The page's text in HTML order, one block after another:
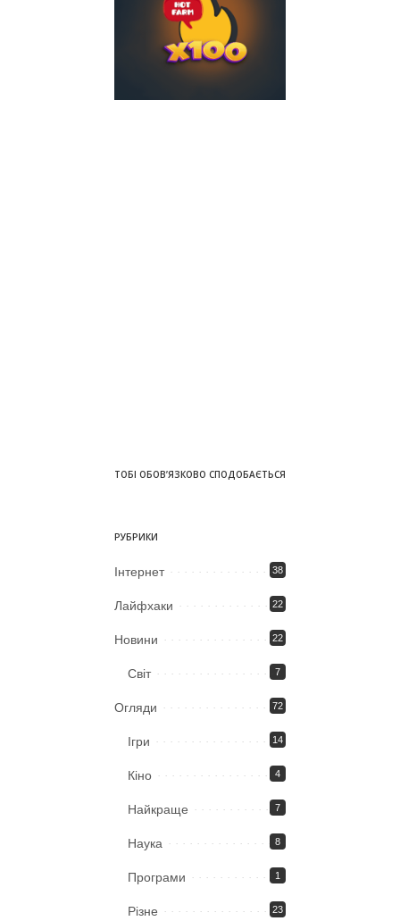
ТОБІ ОБОВ’ЯЗКОВО СПОДОБАЄТЬСЯ
РУБРИКИ
Iнтернет 38
Лайфхаки 22
Новини 22
Світ 7
Огляди 72
Ігри 14
Кіно 4
Найкраще 7
Наука 8
Програми 1
Різне 23